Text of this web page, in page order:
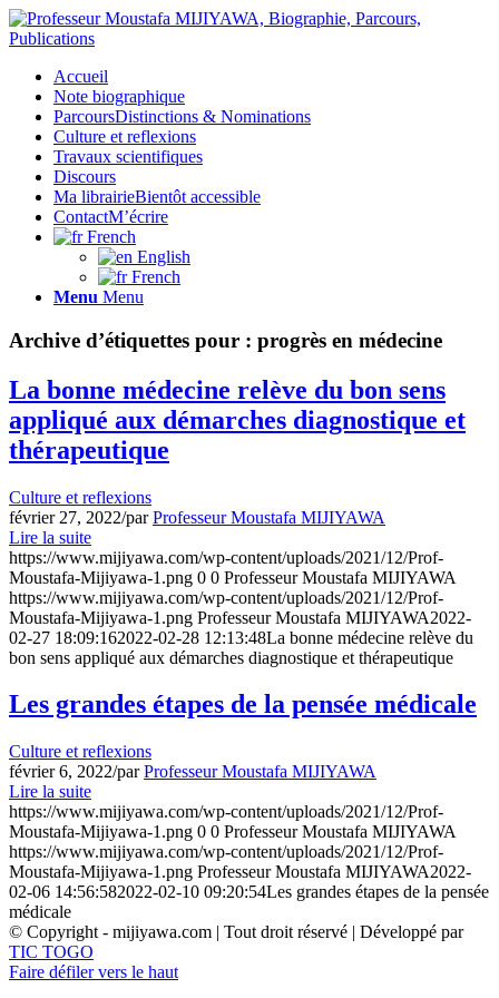
Accueil
Note biographique
ParcoursDistinctions & Nominations
Culture et reflexions
Travaux scientifiques
Discours
Ma librairieBientôt accessible
ContactM’écrire
French
English
French
Menu Menu
Archive d’étiquettes pour : progrès en médecine
La bonne médecine relève du bon sens
appliqué aux démarches diagnostique et
thérapeutique
Culture et reflexions
février 27, 2022/parProfesseur Moustafa MIJIYAWA
Lire la suite
https://www.mijiyawa.com/wp-content/uploads/2021/12/Prof-
Moustafa-Mijiyawa-1.png 0 0 Professeur Moustafa MIJIYAWA
https://www.mijiyawa.com/wp-content/uploads/2021/12/Prof-
Moustafa-Mijiyawa-1.png Professeur Moustafa MIJIYAWA2022-
02-27 18:09:162022-02-28 12:13:48La bonne médecine relève du
bon sens appliqué aux démarches diagnostique et thérapeutique
Les grandes étapes de la pensée médicale
Culture et reflexions
février 6, 2022/parProfesseur Moustafa MIJIYAWA
Lire la suite
https://www.mijiyawa.com/wp-content/uploads/2021/12/Prof-
Moustafa-Mijiyawa-1.png 0 0 Professeur Moustafa MIJIYAWA
https://www.mijiyawa.com/wp-content/uploads/2021/12/Prof-
Moustafa-Mijiyawa-1.png Professeur Moustafa MIJIYAWA2022-
02-06 14:56:582022-02-10 09:20:54Les grandes étapes de la pensée
médicale
© Copyright - mijiyawa.com | Tout droit réservé | Développé par
TIC TOGO
Faire défiler vers le haut